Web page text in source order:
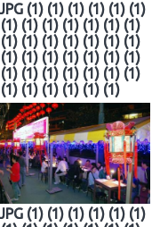
(1) (1) (1) (1) (1) (1)
(1) (1) (1) (1) (1) (1)
(1) (1) (1) (1) (1) (1)
(1) (1) (1) (1) (1) (1)
(1) (1) (1) (1) (1) (1)
(1) (1) (1) (1) (1) (1)
(1) (1) (1) (1) (1) (1)